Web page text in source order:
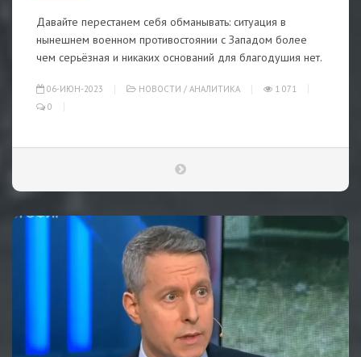
Давайте перестанем себя обманывать: ситуация в
нынешнем военном противостоянии с Западом более
чем серьёзная и никаких оснований для благодушия нет.
06-ИЮН-2023 НОВОСТИ / АНАЛИТИКА
1 071
0